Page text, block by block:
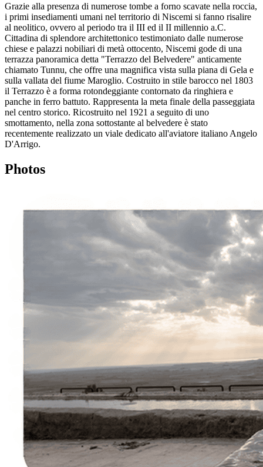
Grazie alla presenza di numerose tombe a forno scavate nella roccia,
i primi insediamenti umani nel territorio di Niscemi si fanno risalire
al neolitico, ovvero al periodo tra il III ed il II millennio a.C.
Cittadina di splendore architettonico testimoniato dalle numerose
chiese e palazzi nobiliari di metà ottocento, Niscemi gode di una
terrazza panoramica detta "Terrazzo del Belvedere" anticamente
chiamato Tunnu, che offre una magnifica vista sulla piana di Gela e
sulla vallata del fiume Maroglio. Costruito in stile barocco nel 1803
il Terrazzo è a forma rotondeggiante contornato da ringhiera e
panche in ferro battuto. Rappresenta la meta finale della passeggiata
nel centro storico. Ricostruito nel 1921 a seguito di uno
smottamento, nella zona sottostante al belvedere è stato
recentemente realizzato un viale dedicato all'aviatore italiano Angelo
D'Arrigo.
Photos